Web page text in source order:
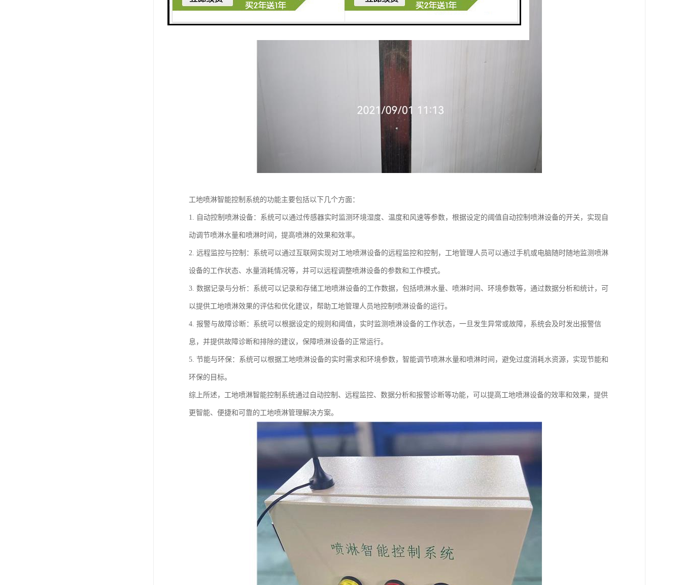
工地喷淋智能控制系统的功能主要包括以下几个方面：
1. 自动控制喷淋设备：系统可以通过传感器实时监测环境湿度、温度和风速等参数，根据设定的阈值自动控制喷淋设备的开关，实现自
动调节喷淋水量和喷淋时间，提高喷淋的效果和效率。
2. 远程监控与控制：系统可以通过互联网实现对工地喷淋设备的远程监控和控制，工地管理人员可以通过手机或电脑随时随地监测喷淋
设备的工作状态、水量消耗情况等，并可以远程调整喷淋设备的参数和工作模式。
3. 数据记录与分析：系统可以记录和存储工地喷淋设备的工作数据，包括喷淋水量、喷淋时间、环境参数等，通过数据分析和统计，可
以提供工地喷淋效果的评估和优化建议，帮助工地管理人员地控制喷淋设备的运行。
4. 报警与故障诊断：系统可以根据设定的规则和阈值，实时监测喷淋设备的工作状态，一旦发生异常或故障，系统会及时发出报警信
息，并提供故障诊断和排除的建议，保障喷淋设备的正常运行。
5. 节能与环保：系统可以根据工地喷淋设备的实时需求和环境参数，智能调节喷淋水量和喷淋时间，避免过度消耗水资源，实现节能和
环保的目标。
综上所述，工地喷淋智能控制系统通过自动控制、远程监控、数据分析和报警诊断等功能，可以提高工地喷淋设备的效率和效果，提供
更智能、便捷和可靠的工地喷淋管理解决方案。